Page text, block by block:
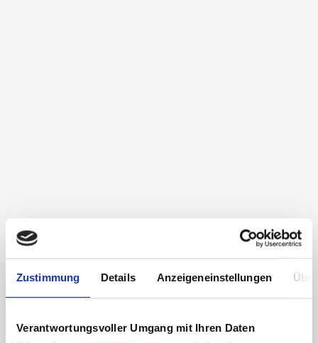
Zustimmung Details Anzeigeneinstellungen
Verantwortungsvoller Umgang mit Ihren Daten